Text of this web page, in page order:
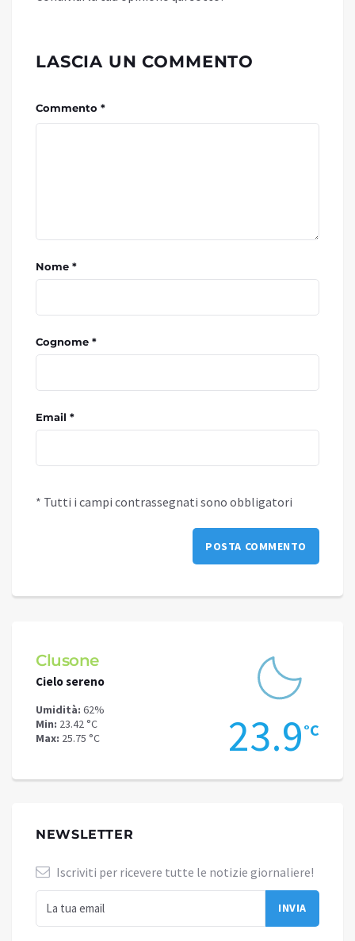
LASCIA UN COMMENTO
Commento *
Nome *
Cognome *
Email *
* Tutti i campi contrassegnati sono obbligatori
Clusone
Cielo sereno
Umidità: 62%
Min: 23.42 °C
Max: 25.75 °C 23.9°C
NEWSLETTER
Iscriviti per ricevere tutte le notizie giornaliere!